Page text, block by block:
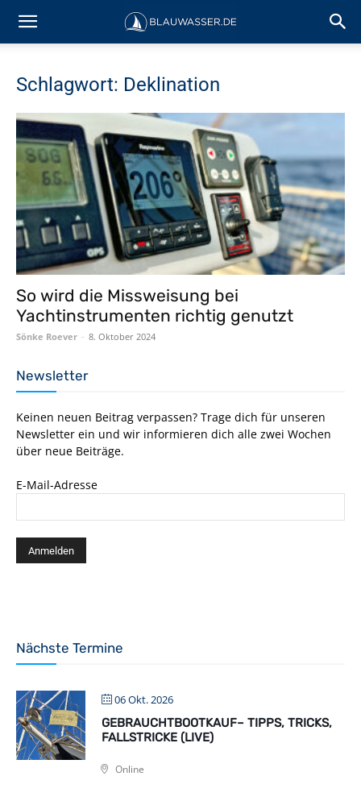
Schlagwort: Deklination
So wird die Missweisung bei
Yachtinstrumenten richtig genutzt
Sönke Roever - 8. Oktober 2024
Newsletter
Keinen neuen Beitrag verpassen? Trage dich für unseren
Newsletter ein und wir informieren dich alle zwei Wochen
über neue Beiträge.
E-Mail-Adresse
Nächste Termine
06 Okt. 2026
GEBRAUCHTBOOTKAUF– TIPPS, TRICKS,
FALLSTRICKE (LIVE)
Online